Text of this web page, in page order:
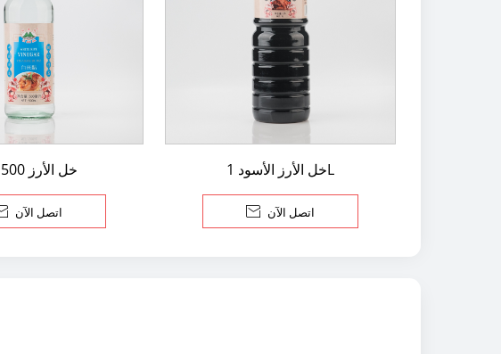
خل الأرز 500 مل
اتصل الآن
خل الأرز الأسود 1L
 اتصل الآن